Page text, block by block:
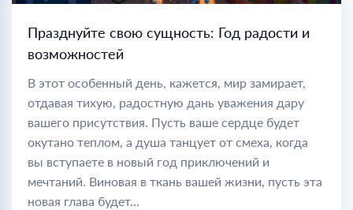
Празднуйте свою сущность: Год радости и
возможностей
В этот особенный день, кажется, мир замирает,
отдавая тихую, радостную дань уважения дару
вашего присутствия. Пусть ваше сердце будет
окутано теплом, а душа танцует от смеха, когда
вы вступаете в новый год приключений и
мечтаний. Виновая в ткань вашей жизни, пусть эта
новая глава будет...